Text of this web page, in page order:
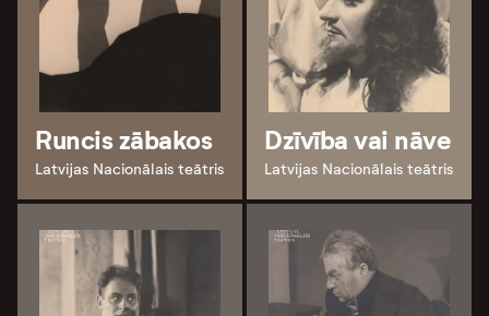
Runcis zābakos
Latvijas Nacionālais teātris
Dzīvība vai nāve
Latvijas Nacionālais teātris